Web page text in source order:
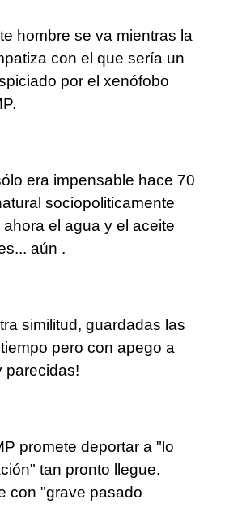
hombre se va mientras la
con el que sería un
por el xenófobo
era impensable hace 70
sociopoliticamente
el agua y el aceite
aún .
similitud, guardadas las
pero con apego a
parecidas!
promete deportar a "lo
tan pronto llegue.
con "grave pasado